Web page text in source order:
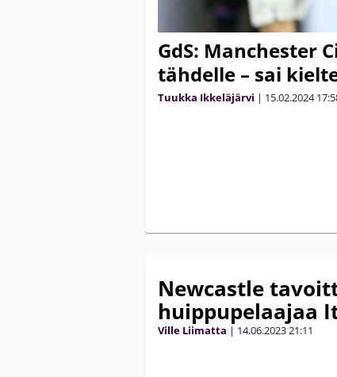
GdS: Manchester
tähdelle – sai
Tuukka Ikkeläjärvi | 15.02.2024
Newcastle
huippupelaajaa
Ville Liimatta | 14.06.202321:11